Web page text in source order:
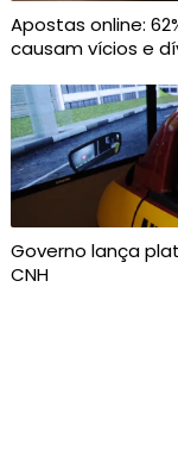
Apostas online:
causam vícios e
Governo lança
CNH